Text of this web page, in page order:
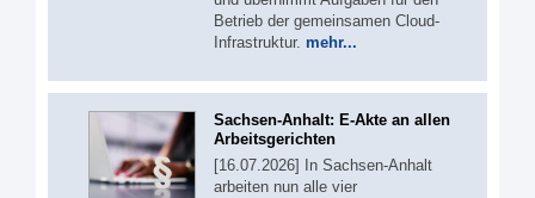
Betrieb der gemeinsamen Cloud-
Infrastruktur. mehr...
Sachsen-Anhalt: E-Akte an allen
Arbeitsgerichten
[16.07.2026] In Sachsen-Anhalt
arbeiten nun alle vier